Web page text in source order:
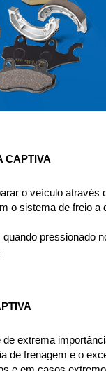
CAPTIVA
o veículo
o sistema de freio
pressionado
extrema
de frenagem e o